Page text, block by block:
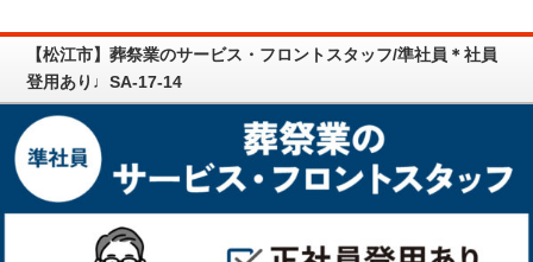
【松江市】葬祭業のサービス・フロントスタッフ/準社員＊社員
登用あり♩SA-17-14